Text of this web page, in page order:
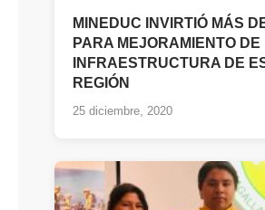
MINEDUC INVIRTIÓ MÁS
PARA MEJORAMIENTO DE
INFRAESTRUCTURA DE
REGIÓN
25 diciembre, 2020